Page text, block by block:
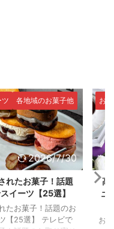
のお菓子他
2026/7/30
子！話題
【25選】
！話題のお
テレビで
おすすめのス
高級お菓
土産に人
おしゃれな